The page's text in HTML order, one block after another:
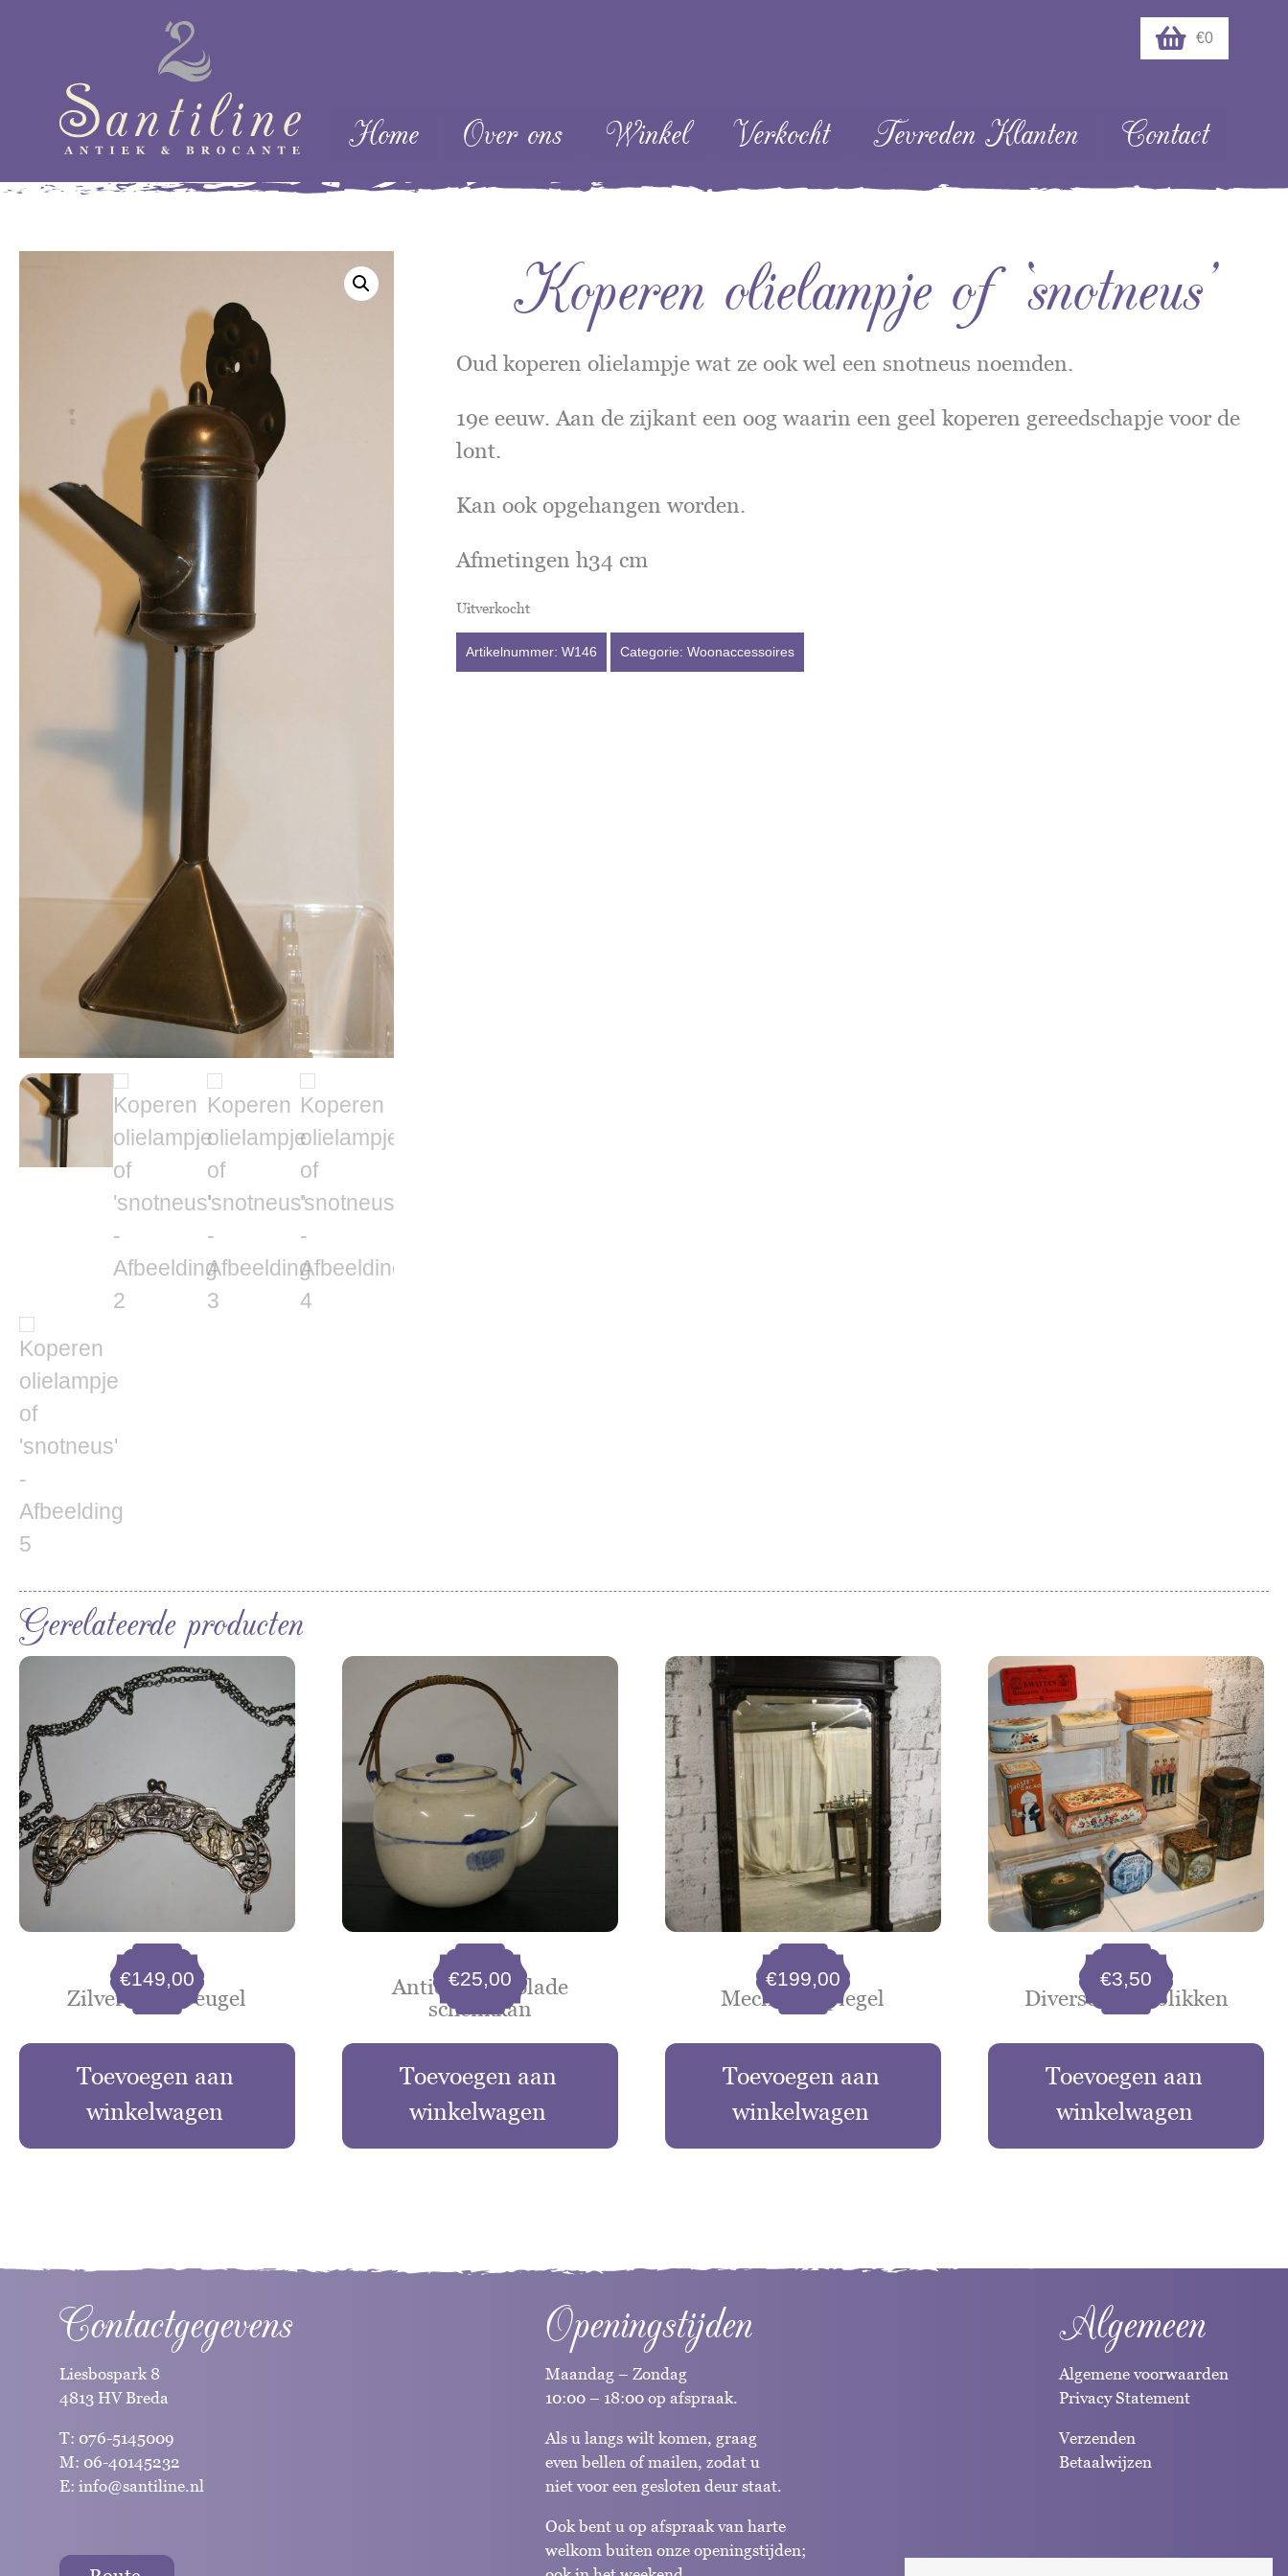
€0
Menu
Skip naar content
Home Over ons Winkel Verkocht Tevreden Klanten Contact
Koperen olielampje of ‘snotneus’
Oud koperen olielampje wat ze ook wel een snotneus noemden.
19e eeuw. Aan de zijkant een oog waarin een geel koperen gereedschapje voor de
lont.
Kan ook opgehangen worden.
Afmetingen h34 cm
Uitverkocht
Artikelnummer:W146 Categorie:Woonaccessoires
Gerelateerde producten
Zilveren tasbeugel
€149,00
Toevoegen aan
winkelwagen
Antieke chocolade
schenkkan
€25,00
Toevoegen aan
winkelwagen
Mechelse spiegel
€199,00
Toevoegen aan
winkelwagen
Diverse oude blikken
€3,50
Toevoegen aan
winkelwagen
Contactgegevens
Liesbospark 8
4813 HV Breda
T: 076-5145009
M: 06-40145232
E: info@santiline.nl
Openingstijden
Maandag – Zondag
10:00 – 18:00 op afspraak.
Als u langs wilt komen, graag
even bellen of mailen, zodat u
niet voor een gesloten deur staat.
Ook bent u op afspraak van harte
welkom buiten onze openingstijden;
Algemeen
Algemene voorwaarden
Privacy Statement
Verzenden
Betaalwijzen